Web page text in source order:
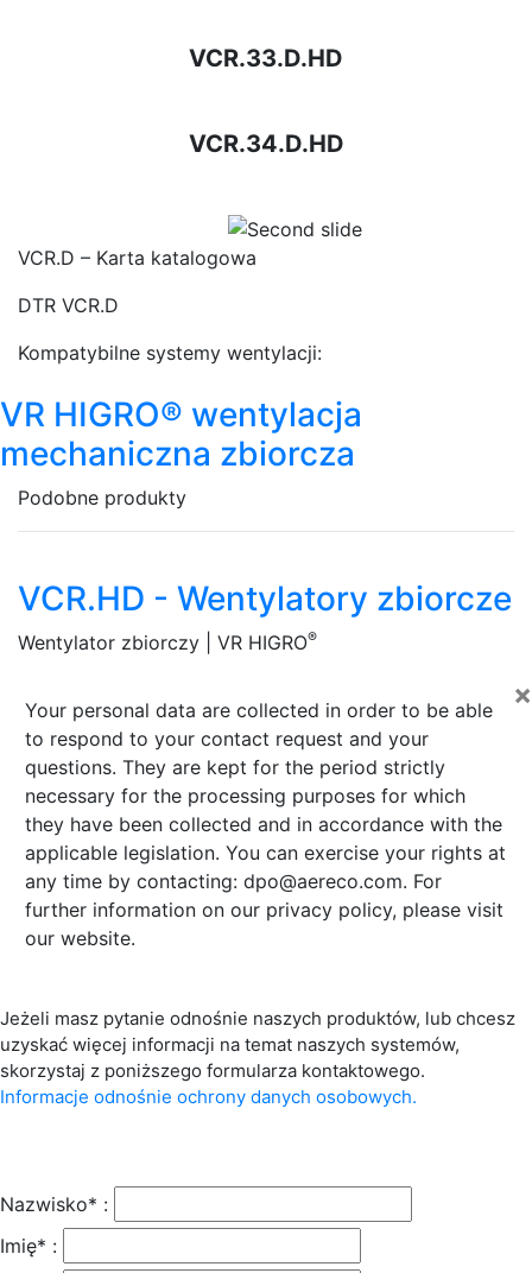
VCR.33.D.HD
VCR.34.D.HD
VCR.D – Karta katalogowa
DTR VCR.D
Kompatybilne systemy wentylacji:
VR HIGRO® wentylacja
mechaniczna zbiorcza
Podobne produkty
VCR.HD - Wentylatory zbiorcze
Wentylator zbiorczy | VR HIGRO®
×
Your personal data are collected in order to be able
to respond to your contact request and your
questions. They are kept for the period strictly
necessary for the processing purposes for which
they have been collected and in accordance with the
applicable legislation. You can exercise your rights at
any time by contacting: dpo@aereco.com. For
further information on our privacy policy, please visit
our website.
Jeżeli masz pytanie odnośnie naszych produktów, lub chcesz
uzyskać więcej informacji na temat naszych systemów,
skorzystaj z poniższego formularza kontaktowego.
Informacje odnośnie ochrony danych osobowych.
Nazwisko* :
Imię* :